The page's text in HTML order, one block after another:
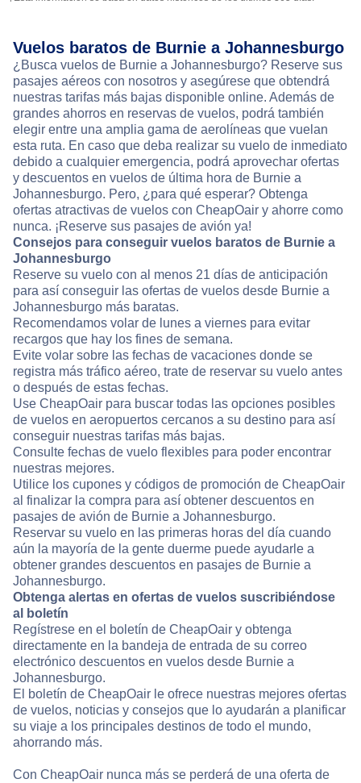
Vuelos baratos de Burnie a Johannesburgo
¿Busca vuelos de Burnie a Johannesburgo? Reserve sus
pasajes aéreos con nosotros y asegúrese que obtendrá
nuestras tarifas más bajas disponible online. Además de
grandes ahorros en reservas de vuelos, podrá también
elegir entre una amplia gama de aerolíneas que vuelan
esta ruta. En caso que deba realizar su vuelo de inmediato
debido a cualquier emergencia, podrá aprovechar ofertas
y descuentos en vuelos de última hora de Burnie a
Johannesburgo. Pero, ¿para qué esperar? Obtenga
ofertas atractivas de vuelos con CheapOair y ahorre como
nunca. ¡Reserve sus pasajes de avión ya!
Consejos para conseguir vuelos baratos de Burnie a
Johannesburgo
Reserve su vuelo con al menos 21 días de anticipación
para así conseguir las ofertas de vuelos desde Burnie a
Johannesburgo más baratas.
Recomendamos volar de lunes a viernes para evitar
recargos que hay los fines de semana.
Evite volar sobre las fechas de vacaciones donde se
registra más tráfico aéreo, trate de reservar su vuelo antes
o después de estas fechas.
Use CheapOair para buscar todas las opciones posibles
de vuelos en aeropuertos cercanos a su destino para así
conseguir nuestras tarifas más bajas.
Consulte fechas de vuelo flexibles para poder encontrar
nuestras mejores.
Utilice los cupones y códigos de promoción de CheapOair
al finalizar la compra para así obtener descuentos en
pasajes de avión de Burnie a Johannesburgo.
Reservar su vuelo en las primeras horas del día cuando
aún la mayoría de la gente duerme puede ayudarle a
obtener grandes descuentos en pasajes de Burnie a
Johannesburgo.
Obtenga alertas en ofertas de vuelos suscribiéndose
al boletín
Regístrese en el boletín de CheapOair y obtenga
directamente en la bandeja de entrada de su correo
electrónico descuentos en vuelos desde Burnie a
Johannesburgo.
El boletín de CheapOair le ofrece nuestras mejores ofertas
de vuelos, noticias y consejos que lo ayudarán a planificar
su viaje a los principales destinos de todo el mundo,
ahorrando más.
Con CheapOair nunca más se perderá de una oferta de